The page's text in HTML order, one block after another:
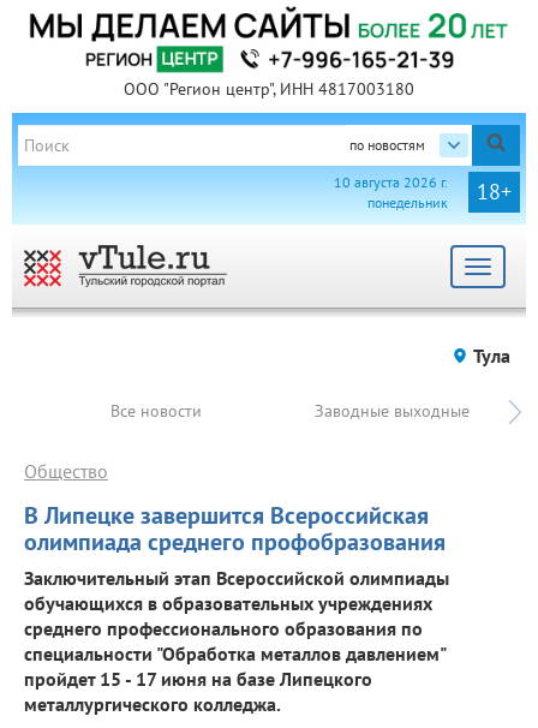
ООО "Регион центр", ИНН 4817003180
по новостям
18+
10 августа 2026 г.
понедельник
Toggle
Тула
Все новости Заводные выходные
В Липецке завершится Всероссийская
олимпиада среднего профобразования
Общество
Заключительный этап Всероссийской олимпиады
обучающихся в образовательных учреждениях
среднего профессионального образования по
специальности "Обработка металлов давлением"
пройдет 15 - 17 июня на базе Липецкого
металлургического колледжа.